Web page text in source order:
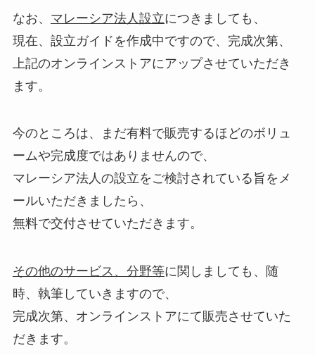
なお、 マレーシア法人設立につきましても、
現在、設立ガイドを作成中ですので、完成次第、
上記のオンラインストアにアップさせていただき
ます。
今のところは、まだ有料で販売するほどのボリュ
ームや完成度ではありませんので、
マレーシア法人の設立をご検討されている旨をメ
ールいただきましたら、
無料で交付させていただきます。
その他のサービス、分野等に関しましても、随
時、執筆していきますので、
完成次第、オンラインストアにて販売させていた
だきます。